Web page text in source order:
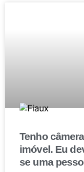
Tenho
imóvel. Eu
se uma